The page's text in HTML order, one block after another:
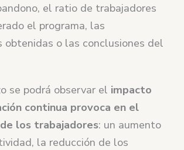
el ratio de trabajadores
el programa, las
obtenidas o las conclusiones del
se podrá observar el impacto
continua provoca en el
los trabajadores: un aumento
la reducción de los